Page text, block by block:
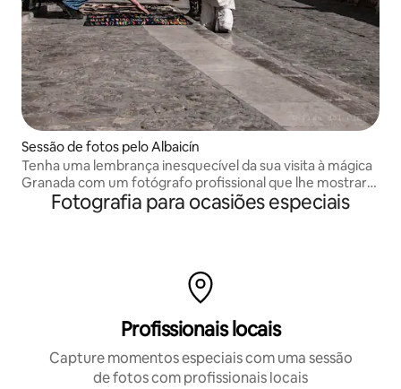
Sessão de fotos pelo Albaicín
Tenha uma lembrança inesquecível da sua visita à mágica
Granada com um fotógrafo profissional que lhe mostrará
lugares especiais da cidade.
Fotografia para ocasiões especiais
Profissionais locais
Capture momentos especiais com uma sessão
de fotos com profissionais locais